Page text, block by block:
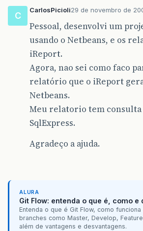
C
CarlosPicioli29 de novembro de
Pessoal, desenvolvi um
usando o Netbeans, e os
iReport.
Agora, nao sei como faco
relatório que o iReport
Netbeans.
Meu relatorio tem consulta
SqlExpress.
Agradeço a ajuda.
ALURA
Git Flow: entenda o que é, como e
Entenda o que é Git Flow, como
branches como Master, Develop,
além de vantagens e desvantagens.